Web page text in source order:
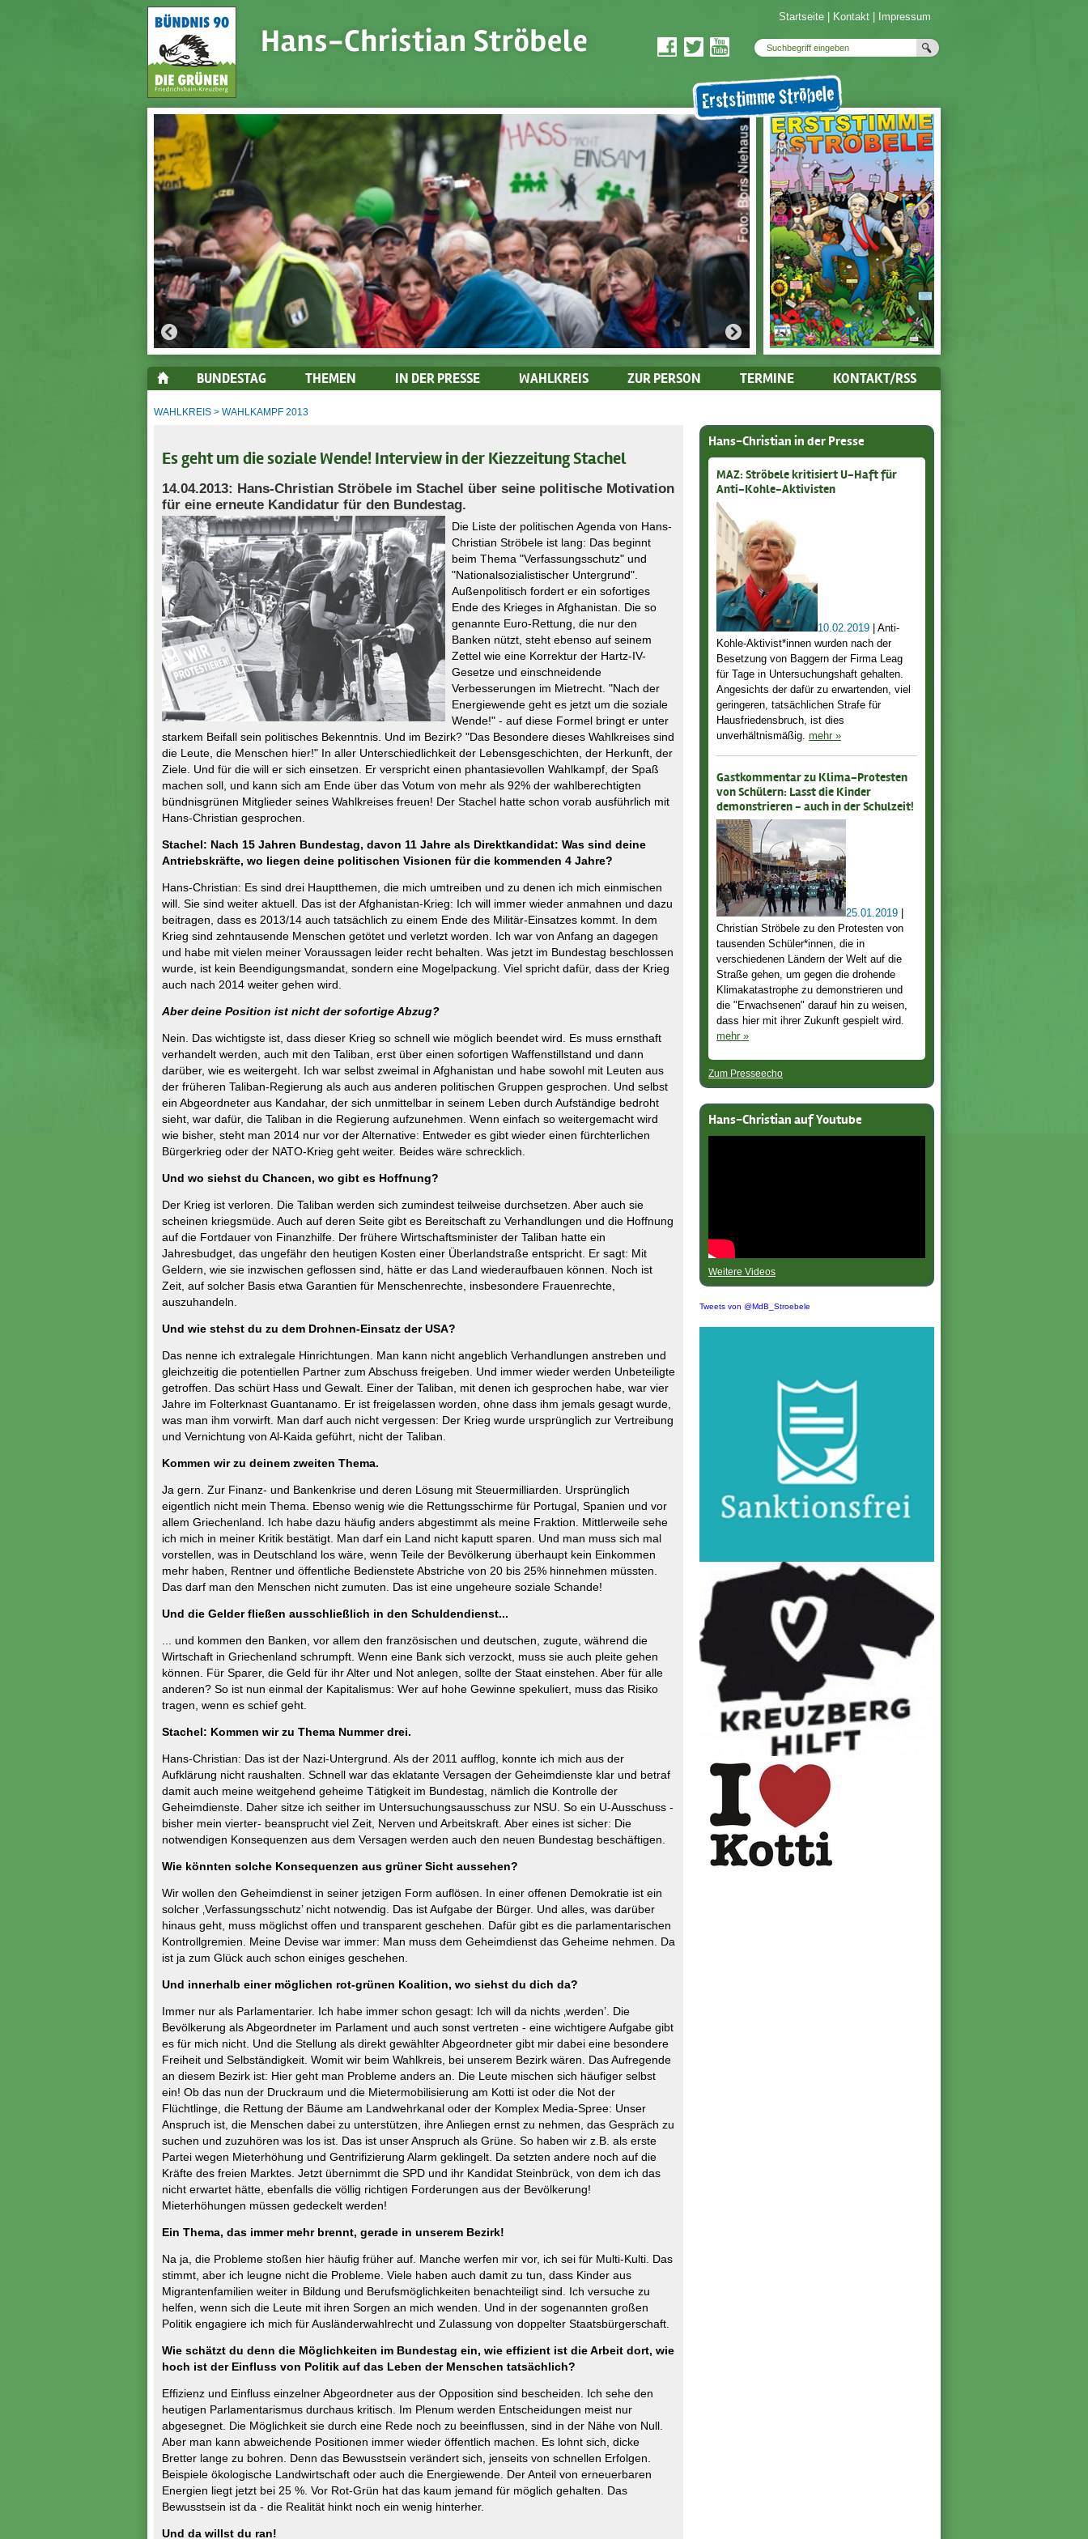
Startseite Kontakt Impressum
BUNDESTAG THEMEN IN DER PRESSE WAHLKREIS ZUR PERSON TERMINE KONTAKT/RSS
WAHLKREIS > WAHLKAMPF 2013
Es geht um die soziale Wende! Interview in der Kiezzeitung Stachel
14.04.2013: Hans-Christian Ströbele im Stachel über seine politische Motivation
für eine erneute Kandidatur für den Bundestag.
Die Liste der politischen Agenda von Hans-
Christian Ströbele ist lang: Das beginnt
beim Thema "Verfassungsschutz" und
"Nationalsozialistischer Untergrund".
Außenpolitisch fordert er ein sofortiges
Ende des Krieges in Afghanistan. Die so
genannte Euro-Rettung, die nur den
Banken nützt, steht ebenso auf seinem
Zettel wie eine Korrektur der Hartz-IV-
Gesetze und einschneidende
Verbesserungen im Mietrecht. "Nach der
Energiewende geht es jetzt um die soziale
Wende!" - auf diese Formel bringt er unter
starkem Beifall sein politisches Bekenntnis. Und im Bezirk? "Das Besondere dieses Wahlkreises sind
die Leute, die Menschen hier!" In aller Unterschiedlichkeit der Lebensgeschichten, der Herkunft, der
Ziele. Und für die will er sich einsetzen. Er verspricht einen phantasievollen Wahlkampf, der Spaß
machen soll, und kann sich am Ende über das Votum von mehr als 92% der wahlberechtigten
bündnisgrünen Mitglieder seines Wahlkreises freuen! Der Stachel hatte schon vorab ausführlich mit
Hans-Christian gesprochen.
Stachel: Nach 15 Jahren Bundestag, davon 11 Jahre als Direktkandidat: Was sind deine
Antriebskräfte, wo liegen deine politischen Visionen für die kommenden 4 Jahre?
Hans-Christian: Es sind drei Hauptthemen, die mich umtreiben und zu denen ich mich einmischen
will. Sie sind weiter aktuell. Das ist der Afghanistan-Krieg: Ich will immer wieder anmahnen und dazu
beitragen, dass es 2013/14 auch tatsächlich zu einem Ende des Militär-Einsatzes kommt. In dem
Krieg sind zehntausende Menschen getötet und verletzt worden. Ich war von Anfang an dagegen
und habe mit vielen meiner Voraussagen leider recht behalten. Was jetzt im Bundestag beschlossen
wurde, ist kein Beendigungsmandat, sondern eine Mogelpackung. Viel spricht dafür, dass der Krieg
auch nach 2014 weiter gehen wird.
Aber deine Position ist nicht der sofortige Abzug?
Nein. Das wichtigste ist, dass dieser Krieg so schnell wie möglich beendet wird. Es muss ernsthaft
verhandelt werden, auch mit den Taliban, erst über einen sofortigen Waffenstillstand und dann
darüber, wie es weitergeht. Ich war selbst zweimal in Afghanistan und habe sowohl mit Leuten aus
der früheren Taliban-Regierung als auch aus anderen politischen Gruppen gesprochen. Und selbst
ein Abgeordneter aus Kandahar, der sich unmittelbar in seinem Leben durch Aufständige bedroht
sieht, war dafür, die Taliban in die Regierung aufzunehmen. Wenn einfach so weitergemacht wird
wie bisher, steht man 2014 nur vor der Alternative: Entweder es gibt wieder einen fürchterlichen
Bürgerkrieg oder der NATO-Krieg geht weiter. Beides wäre schrecklich.
Und wo siehst du Chancen, wo gibt es Hoffnung?
Der Krieg ist verloren. Die Taliban werden sich zumindest teilweise durchsetzen. Aber auch sie
scheinen kriegsmüde. Auch auf deren Seite gibt es Bereitschaft zu Verhandlungen und die Hoffnung
auf die Fortdauer von Finanzhilfe. Der frühere Wirtschaftsminister der Taliban hatte ein
Jahresbudget, das ungefähr den heutigen Kosten einer Überlandstraße entspricht. Er sagt: Mit
Geldern, wie sie inzwischen geflossen sind, hätte er das Land wiederaufbauen können. Noch ist
Zeit, auf solcher Basis etwa Garantien für Menschenrechte, insbesondere Frauenrechte,
auszuhandeln.
Und wie stehst du zu dem Drohnen-Einsatz der USA?
Das nenne ich extralegale Hinrichtungen. Man kann nicht angeblich Verhandlungen anstreben und
gleichzeitig die potentiellen Partner zum Abschuss freigeben. Und immer wieder werden Unbeteiligte
getroffen. Das schürt Hass und Gewalt. Einer der Taliban, mit denen ich gesprochen habe, war vier
Jahre im Folterknast Guantanamo. Er ist freigelassen worden, ohne dass ihm jemals gesagt wurde,
was man ihm vorwirft. Man darf auch nicht vergessen: Der Krieg wurde ursprünglich zur Vertreibung
und Vernichtung von Al-Kaida geführt, nicht der Taliban.
Kommen wir zu deinem zweiten Thema.
Ja gern. Zur Finanz- und Bankenkrise und deren Lösung mit Steuermilliarden. Ursprünglich
eigentlich nicht mein Thema. Ebenso wenig wie die Rettungsschirme für Portugal, Spanien und vor
allem Griechenland. Ich habe dazu häufig anders abgestimmt als meine Fraktion. Mittlerweile sehe
ich mich in meiner Kritik bestätigt. Man darf ein Land nicht kaputt sparen. Und man muss sich mal
vorstellen, was in Deutschland los wäre, wenn Teile der Bevölkerung überhaupt kein Einkommen
mehr haben, Rentner und öffentliche Bedienstete Abstriche von 20 bis 25% hinnehmen müssten.
Das darf man den Menschen nicht zumuten. Das ist eine ungeheure soziale Schande!
Und die Gelder fließen ausschließlich in den Schuldendienst...
... und kommen den Banken, vor allem den französischen und deutschen, zugute, während die
Wirtschaft in Griechenland schrumpft. Wenn eine Bank sich verzockt, muss sie auch pleite gehen
können. Für Sparer, die Geld für ihr Alter und Not anlegen, sollte der Staat einstehen. Aber für alle
anderen? So ist nun einmal der Kapitalismus: Wer auf hohe Gewinne spekuliert, muss das Risiko
tragen, wenn es schief geht.
Stachel: Kommen wir zu Thema Nummer drei.
Hans-Christian: Das ist der Nazi-Untergrund. Als der 2011 aufflog, konnte ich mich aus der
Aufklärung nicht raushalten. Schnell war das eklatante Versagen der Geheimdienste klar und betraf
damit auch meine weitgehend geheime Tätigkeit im Bundestag, nämlich die Kontrolle der
Geheimdienste. Daher sitze ich seither im Untersuchungsausschuss zur NSU. So ein U-Ausschuss -
bisher mein vierter- beansprucht viel Zeit, Nerven und Arbeitskraft. Aber eines ist sicher: Die
notwendigen Konsequenzen aus dem Versagen werden auch den neuen Bundestag beschäftigen.
Wie könnten solche Konsequenzen aus grüner Sicht aussehen?
Wir wollen den Geheimdienst in seiner jetzigen Form auflösen. In einer offenen Demokratie ist ein
solcher ‚Verfassungsschutz’ nicht notwendig. Das ist Aufgabe der Bürger. Und alles, was darüber
hinaus geht, muss möglichst offen und transparent geschehen. Dafür gibt es die parlamentarischen
Kontrollgremien. Meine Devise war immer: Man muss dem Geheimdienst das Geheime nehmen. Da
ist ja zum Glück auch schon einiges geschehen.
Und innerhalb einer möglichen rot-grünen Koalition, wo siehst du dich da?
Immer nur als Parlamentarier. Ich habe immer schon gesagt: Ich will da nichts ‚werden’. Die
Bevölkerung als Abgeordneter im Parlament und auch sonst vertreten - eine wichtigere Aufgabe gibt
es für mich nicht. Und die Stellung als direkt gewählter Abgeordneter gibt mir dabei eine besondere
Freiheit und Selbständigkeit. Womit wir beim Wahlkreis, bei unserem Bezirk wären. Das Aufregende
an diesem Bezirk ist: Hier geht man Probleme anders an. Die Leute mischen sich häufiger selbst
ein! Ob das nun der Druckraum und die Mietermobilisierung am Kotti ist oder die Not der
Flüchtlinge, die Rettung der Bäume am Landwehrkanal oder der Komplex Media-Spree: Unser
Anspruch ist, die Menschen dabei zu unterstützen, ihre Anliegen ernst zu nehmen, das Gespräch zu
suchen und zuzuhören was los ist. Das ist unser Anspruch als Grüne. So haben wir z.B. als erste
Partei wegen Mieterhöhung und Gentrifizierung Alarm geklingelt. Da setzten andere noch auf die
Kräfte des freien Marktes. Jetzt übernimmt die SPD und ihr Kandidat Steinbrück, von dem ich das
nicht erwartet hätte, ebenfalls die völlig richtigen Forderungen aus der Bevölkerung!
Mieterhöhungen müssen gedeckelt werden!
Ein Thema, das immer mehr brennt, gerade in unserem Bezirk!
Na ja, die Probleme stoßen hier häufig früher auf. Manche werfen mir vor, ich sei für Multi-Kulti. Das
stimmt, aber ich leugne nicht die Probleme. Viele haben auch damit zu tun, dass Kinder aus
Migrantenfamilien weiter in Bildung und Berufsmöglichkeiten benachteiligt sind. Ich versuche zu
helfen, wenn sich die Leute mit ihren Sorgen an mich wenden. Und in der sogenannten großen
Politik engagiere ich mich für Ausländerwahlrecht und Zulassung von doppelter Staatsbürgerschaft.
Wie schätzt du denn die Möglichkeiten im Bundestag ein, wie effizient ist die Arbeit dort, wie
hoch ist der Einfluss von Politik auf das Leben der Menschen tatsächlich?
Effizienz und Einfluss einzelner Abgeordneter aus der Opposition sind bescheiden. Ich sehe den
heutigen Parlamentarismus durchaus kritisch. Im Plenum werden Entscheidungen meist nur
abgesegnet. Die Möglichkeit sie durch eine Rede noch zu beeinflussen, sind in der Nähe von Null.
Aber man kann abweichende Positionen immer wieder öffentlich machen. Es lohnt sich, dicke
Bretter lange zu bohren. Denn das Bewusstsein verändert sich, jenseits von schnellen Erfolgen.
Beispiele ökologische Landwirtschaft oder auch die Energiewende. Der Anteil von erneuerbaren
Energien liegt jetzt bei 25 %. Vor Rot-Grün hat das kaum jemand für möglich gehalten. Das
Bewusstsein ist da - die Realität hinkt noch ein wenig hinterher.
Und da willst du ran!
Hans-Christian in der Presse
MAZ: Ströbele kritisiert U-Haft für
Anti-Kohle-Aktivisten
10.02.2019 | Anti-
Kohle-Aktivist*innen wurden nach der
Besetzung von Baggern der Firma Leag
für Tage in Untersuchungshaft gehalten.
Angesichts der dafür zu erwartenden, viel
geringeren, tatsächlichen Strafe für
Hausfriedensbruch, ist dies
unverhältnismäßig. mehr »
Gastkommentar zu Klima-Protesten
von Schülern: Lasst die Kinder
demonstrieren - auch in der Schulzeit!
25.01.2019
Christian Ströbele zu den Protesten von
tausenden Schüler*innen, die in
verschiedenen Ländern der Welt auf die
Straße gehen, um gegen die drohende
Klimakatastrophe zu demonstrieren und
die "Erwachsenen" darauf hin zu weisen,
dass hier mit ihrer Zukunft gespielt wird.
mehr »
Zum Presseecho
Hans-Christian auf Youtube
Weitere Videos
Tweets von @MdB_Stroebele